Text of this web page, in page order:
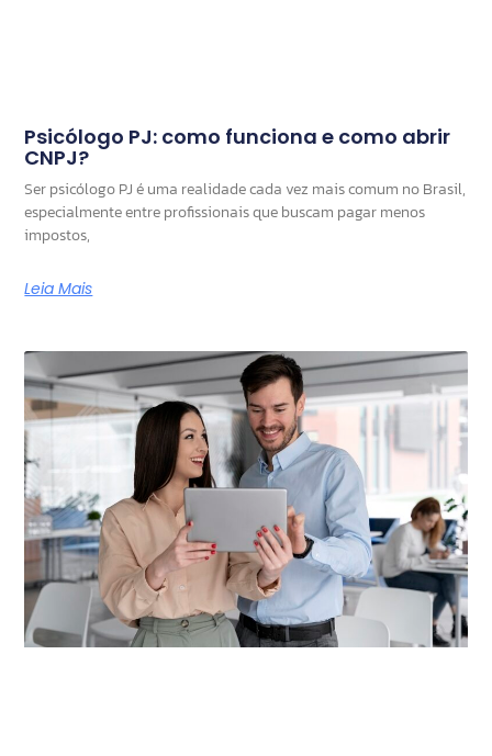
Psicólogo PJ: como funciona e como abrir
CNPJ?
Ser psicólogo PJ é uma realidade cada vez mais comum no Brasil,
especialmente entre profissionais que buscam pagar menos
impostos,
Leia Mais